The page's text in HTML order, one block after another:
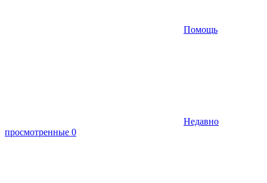
Помощь
Недавно
просмотренные 0